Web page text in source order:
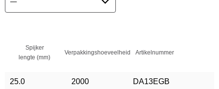
Spijker
lengte (mm)
Verpakkingshoeveelheid Artikelnummer
25.0 2000 DA13EGB